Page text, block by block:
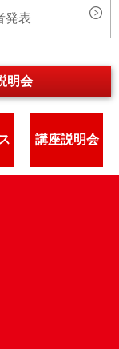
発表
明会
講座説明会